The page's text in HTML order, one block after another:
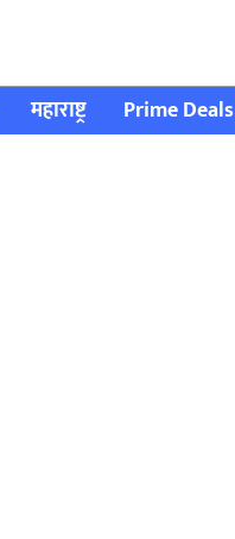
महाराष्ट्र Prime Deals